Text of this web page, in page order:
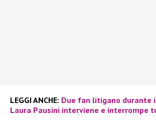
LEGGI ANCHE: Due fan litigano durante
Laura Pausini interviene e interrompe